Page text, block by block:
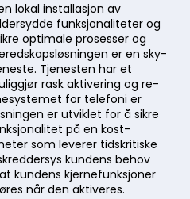
lokal installasjon av
funksjonaliteter og
optimale prosesser og
er en sky-
Tjenesten har et
rask aktivering og re-
for telefoni er
er utviklet for å sikre
på en kost-
som leverer tidskritiske
kundens behov
kundens kjernefunksjoner
når den aktiveres.